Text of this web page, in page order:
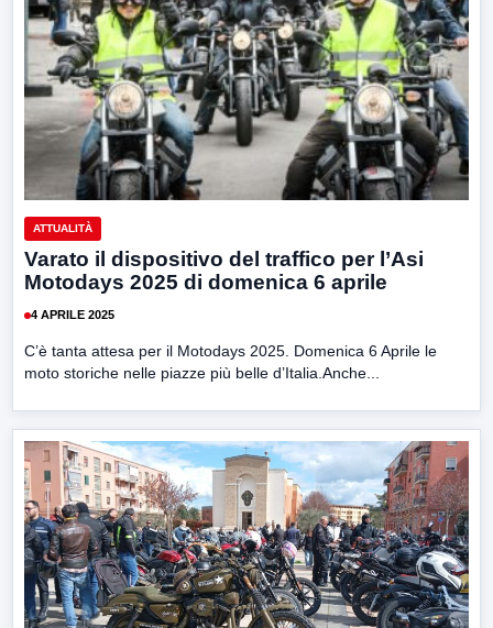
ATTUALITÀ
Varato il dispositivo del traffico per l’Asi
Motodays 2025 di domenica 6 aprile
4 APRILE 2025
C’è tanta attesa per il Motodays 2025. Domenica 6 Aprile le
moto storiche nelle piazze più belle d’Italia.Anche...